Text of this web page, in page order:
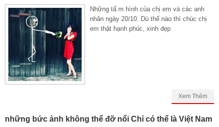
Những tấ m hình của chị em và các anh
nhân ngày 20/10. Dù thế nào thì chúc chị
em thật hạnh phúc, xinh đẹp
Xem Thêm
những bức ảnh không thể đỡ nổi Chỉ có thể là Việt Nam